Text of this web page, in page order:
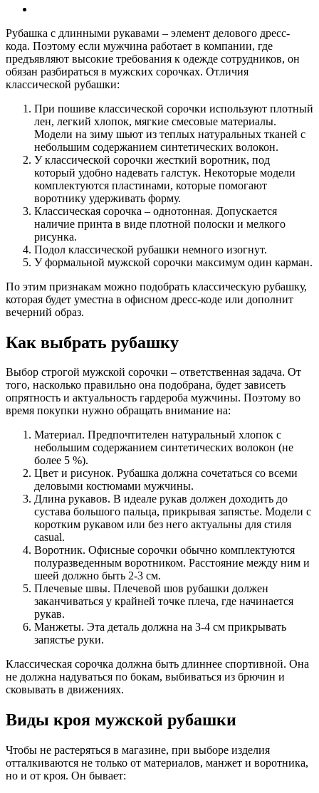
Рубашка с длинными рукавами – элемент делового дресс-
кода. Поэтому если мужчина работает в компании, где
предъявляют высокие требования к одежде сотрудников, он
обязан разбираться в мужских сорочках. Отличия
классической рубашки:
При пошиве классической сорочки используют плотный
лен, легкий хлопок, мягкие смесовые материалы.
Модели на зиму шьют из теплых натуральных тканей с
небольшим содержанием синтетических волокон.
У классической сорочки жесткий воротник, под
который удобно надевать галстук. Некоторые модели
комплектуются пластинами, которые помогают
воротнику удерживать форму.
Классическая сорочка – однотонная. Допускается
наличие принта в виде плотной полоски и мелкого
рисунка.
Подол классической рубашки немного изогнут.
У формальной мужской сорочки максимум один карман.
По этим признакам можно подобрать классическую рубашку,
которая будет уместна в офисном дресс-коде или дополнит
вечерний образ.
Как выбрать рубашку
Выбор строгой мужской сорочки – ответственная задача. От
того, насколько правильно она подобрана, будет зависеть
опрятность и актуальность гардероба мужчины. Поэтому во
время покупки нужно обращать внимание на:
Материал. Предпочтителен натуральный хлопок с
небольшим содержанием синтетических волокон (не
более 5 %).
Цвет и рисунок. Рубашка должна сочетаться со всеми
деловыми костюмами мужчины.
Длина рукавов. В идеале рукав должен доходить до
сустава большого пальца, прикрывая запястье. Модели с
коротким рукавом или без него актуальны для стиля
casual.
Воротник. Офисные сорочки обычно комплектуются
полуразведенным воротником. Расстояние между ним и
шеей должно быть 2-3 см.
Плечевые швы. Плечевой шов рубашки должен
заканчиваться у крайней точке плеча, где начинается
рукав.
Манжеты. Эта деталь должна на 3-4 см прикрывать
запястье руки.
Классическая сорочка должна быть длиннее спортивной. Она
не должна надуваться по бокам, выбиваться из брючин и
сковывать в движениях.
Виды кроя мужской рубашки
Чтобы не растеряться в магазине, при выборе изделия
отталкиваются не только от материалов, манжет и воротника,
но и от кроя. Он бывает: